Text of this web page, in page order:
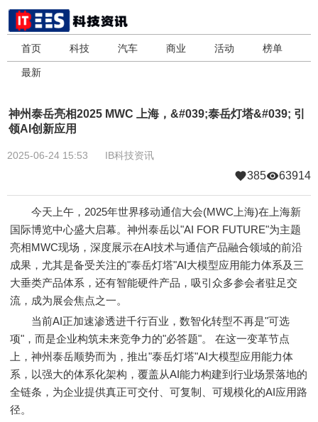
首页 科技 汽车 商业 活动 榜单
最新
神州泰岳亮相2025 MWC 上海，&#039;泰岳灯塔&#039; 引
领AI创新应用
2025-06-24 15:53 IB科技资讯
385 63914
今天上午，2025年世界移动通信大会(MWC上海)在上海新
国际博览中心盛大启幕。神州泰岳以"AI FOR FUTURE"为主题
亮相MWC现场，深度展示在AI技术与通信产品融合领域的前沿
成果，尤其是备受关注的"泰岳灯塔"AI大模型应用能力体系及三
大垂类产品体系，还有智能硬件产品，吸引众多参会者驻足交
流，成为展会焦点之一。
当前AI正加速渗透进千行百业，数智化转型不再是"可选
项"，而是企业构筑未来竞争力的"必答题"。 在这一变革节点
上，神州泰岳顺势而为，推出"泰岳灯塔"AI大模型应用能力体
系，以强大的体系化架构，覆盖从AI能力构建到行业场景落地的
全链条，为企业提供真正可交付、可复制、可规模化的AI应用路
径。